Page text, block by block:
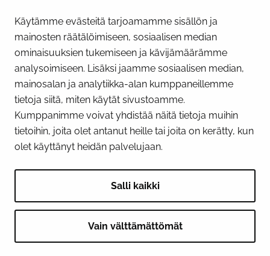
Käytämme evästeitä tarjoamamme sisällön ja
mainosten räätälöimiseen, sosiaalisen median
ominaisuuksien tukemiseen ja kävijämäärämme
analysoimiseen. Lisäksi jaamme sosiaalisen median,
mainosalan ja analytiikka-alan kumppaneillemme
tietoja siitä, miten käytät sivustoamme.
Kumppanimme voivat yhdistää näitä tietoja muihin
tietoihin, joita olet antanut heille tai joita on kerätty, kun
olet käyttänyt heidän palvelujaan.
Salli kaikki
Vain välttämättömät
Näytä evästeasetukseni
SOSIAALINEN MEDIA
Facebook InstagramYouTube